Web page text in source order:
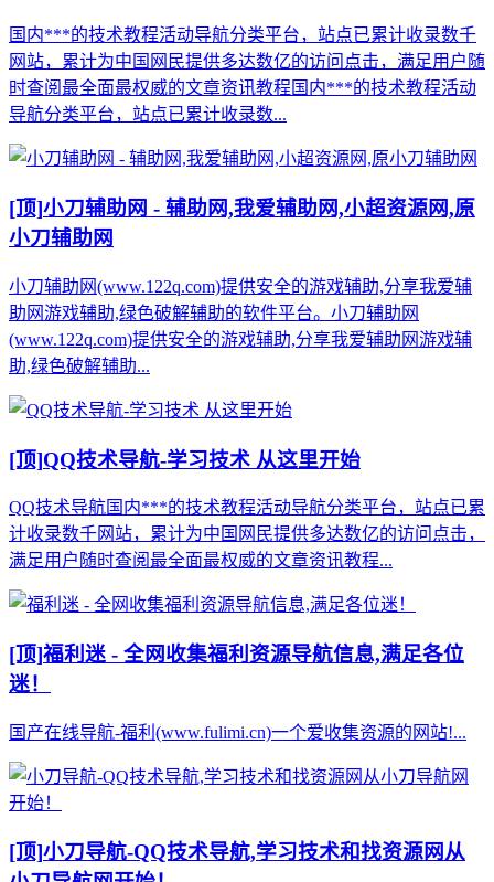
国内***的技术教程活动导航分类平台，站点已累计收录数千
网站，累计为中国网民提供多达数亿的访问点击，满足用户随
时查阅最全面最权威的文章资讯教程国内***的技术教程活动
导航分类平台，站点已累计收录数...
[顶]小刀辅助网 - 辅助网,我爱辅助网,小超资源网,原
小刀辅助网
小刀辅助网(www.122q.com)提供安全的游戏辅助,分享我爱辅
助网游戏辅助,绿色破解辅助的软件平台。小刀辅助网
(www.122q.com)提供安全的游戏辅助,分享我爱辅助网游戏辅
助,绿色破解辅助...
[顶]QQ技术导航-学习技术 从这里开始
QQ技术导航国内***的技术教程活动导航分类平台，站点已累
计收录数千网站，累计为中国网民提供多达数亿的访问点击，
满足用户随时查阅最全面最权威的文章资讯教程...
[顶]福利迷 - 全网收集福利资源导航信息,满足各位
迷！
国产在线导航-福利(www.fulimi.cn)一个爱收集资源的网站!...
[顶]小刀导航-QQ技术导航,学习技术和找资源网从